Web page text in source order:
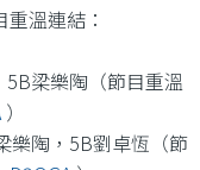
溫連結：
5B梁樂陶（節目重溫
）
樂陶，5B劉卓恆（節